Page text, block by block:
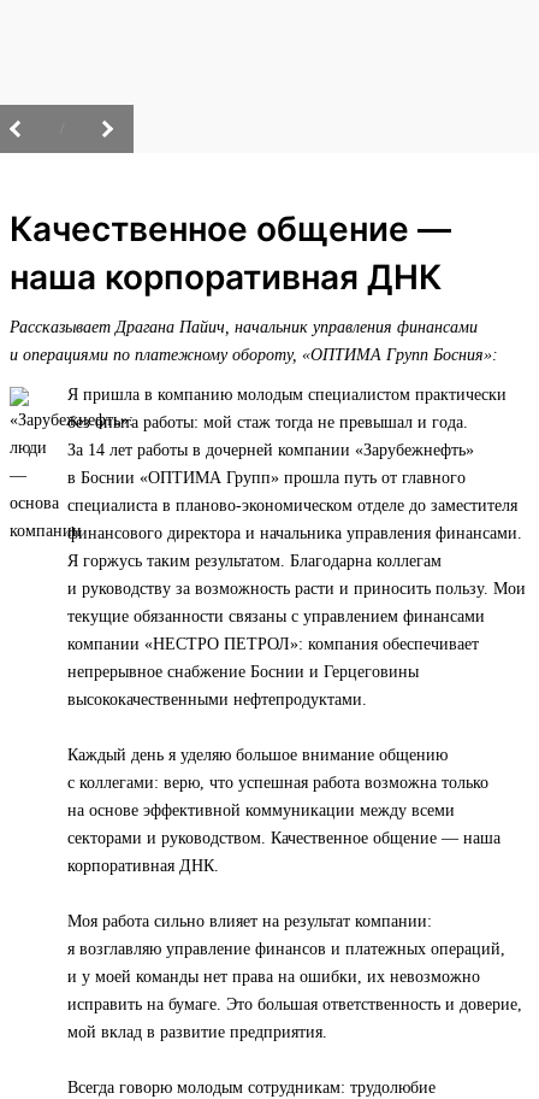
Качественное общение —
наша корпоративная ДНК
Рассказывает Драгана Пайич, начальник управления финансами
и операциями по платежному обороту, «ОПТИМА Групп Босния»:
Я пришла в компанию молодым специалистом практически
без опыта работы: мой стаж тогда не превышал и года.
За 14 лет работы в дочерней компании «Зарубежнефть»
в Боснии «ОПТИМА Групп» прошла путь от главного
специалиста в планово-экономическом отделе до заместителя
финансового директора и начальника управления финансами.
Я горжусь таким результатом. Благодарна коллегам
и руководству за возможность расти и приносить пользу. Мои
текущие обязанности связаны с управлением финансами
компании «НЕСТРО ПЕТРОЛ»: компания обеспечивает
непрерывное снабжение Боснии и Герцеговины
высококачественными нефтепродуктами.
Каждый день я уделяю большое внимание общению
с коллегами: верю, что успешная работа возможна только
на основе эффективной коммуникации между всеми
секторами и руководством. Качественное общение — наша
корпоративная ДНК.
Моя работа сильно влияет на результат компании:
я возглавляю управление финансов и платежных операций,
и у моей команды нет права на ошибки, их невозможно
исправить на бумаге. Это большая ответственность и доверие,
мой вклад в развитие предприятия.
Всегда говорю молодым сотрудникам: трудолюбие